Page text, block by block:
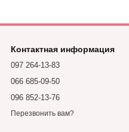
Контактная информация
097 264-13-83
066 685-09-50
096 852-13-76
Перезвонить вам?